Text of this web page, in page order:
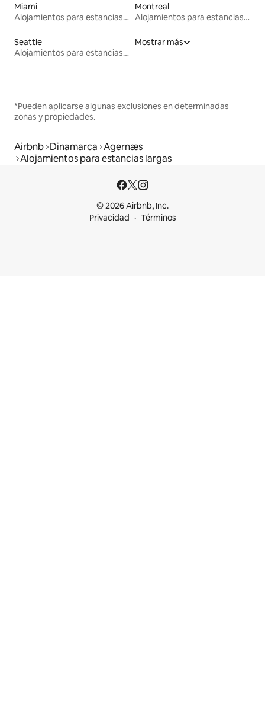
Miami
Alojamientos para estancias largas
Montreal
Alojamientos para estancias largas
Seattle
Alojamientos para estancias largas
Mostrar más
*Pueden aplicarse algunas exclusiones en determinadas
zonas y propiedades.
Airbnb Dinamarca Agernæs
Alojamientos para estancias largas
© 2026 Airbnb, Inc.
Privacidad
Términos